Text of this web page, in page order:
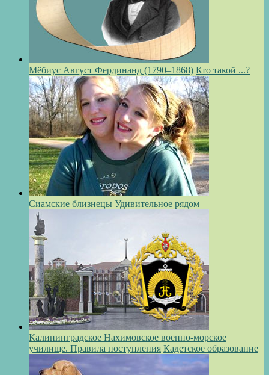
Мёбиус Август Фердинанд (1790–1868) Кто такой ...?
Сиамские близнецы Удивительное рядом
Калининградское Нахимовское военно-морское
училище. Правила поступления Кадетское образование